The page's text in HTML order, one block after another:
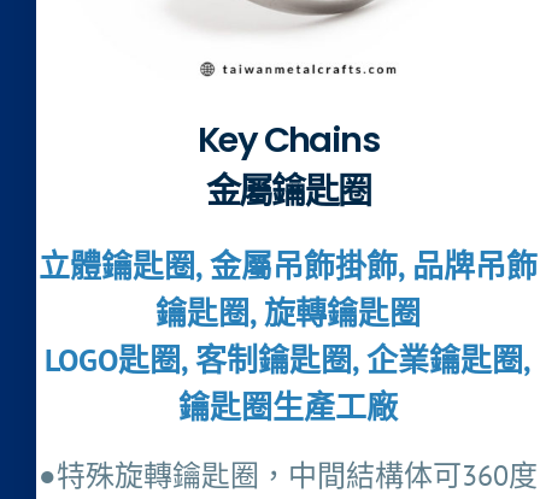
Key Chains
金屬鑰匙圈
立體鑰匙圈, 金屬吊飾掛飾, 品牌吊飾
鑰匙圈, 旋轉鑰匙圈
LOGO匙圈, 客制鑰匙圈, 企業鑰匙圈,
鑰匙圈生產工廠
●特殊旋轉鑰匙圈，中間結構体可360度